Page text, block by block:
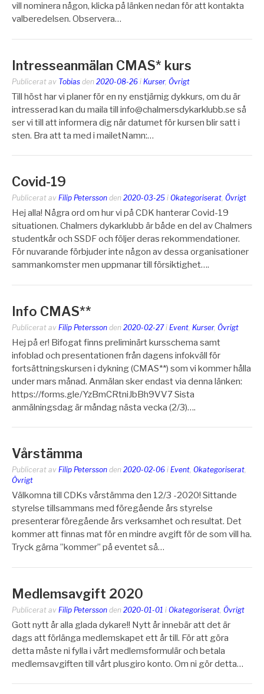
vill nominera någon, klicka på länken nedan för att kontakta
valberedelsen. Observera…
Intresseanmälan CMAS* kurs
Publicerat av Tobias den 2020-08-26 i Kurser, Övrigt
Till höst har vi planer för en ny enstjärnig dykkurs, om du är
intresserad kan du maila till info@chalmersdykarklubb.se så
ser vi till att informera dig när datumet för kursen blir satt i
sten. Bra att ta med i mailetNamn:…
Covid-19
Publicerat av Filip Petersson den 2020-03-25 i Okategoriserat, Övrigt
Hej alla! Några ord om hur vi på CDK hanterar Covid-19
situationen. Chalmers dykarklubb är både en del av Chalmers
studentkår och SSDF och följer deras rekommendationer.
För nuvarande förbjuder inte någon av dessa organisationer
sammankomster men uppmanar till försiktighet….
Info CMAS**
Publicerat av Filip Petersson den 2020-02-27i Event Kurser, Övrigt
Hej på er! Bifogat finns preliminärt kursschema samt
infoblad och presentationen från dagens infokväll för
fortsättningskursen i dykning (CMAS**) som vi kommer hålla
under mars månad. Anmälan sker endast via denna länken:
https://forms.gle/YzBmCRtniJbBh9VV7 Sista
anmälningsdag är måndag nästa vecka (2/3)….
Vårstämma
Publicerat av Filip Petersson den 2020-02-06 i Event, Okategoriserat,
Övrigt
Välkomna till CDKs vårstämma den 12/3 -2020! Sittande
styrelse tillsammans med föregående års styrelse
presenterar föregående års verksamhet och resultat. Det
kommer att finnas mat för en mindre avgift för de som vill ha.
Tryck gärna ”kommer” på eventet så…
Medlemsavgift 2020
Publicerat av Filip Petersson den 2020-01-01 i Okategoriserat Övrigt
Gott nytt år alla glada dykare!! Nytt år innebär att det är
dags att förlänga medlemskapet ett år till. För att göra
detta måste ni fylla i vårt medlemsformulär och betala
medlemsavgiften till vårt plusgiro konto. Om ni gör detta…